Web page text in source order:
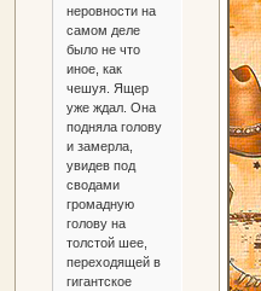
неровности на
самом деле
было не что
иное, как
чешуя. Ящер
уже ждал. Она
подняла голову
и замерла,
увидев под
сводами
громадную
голову на
толстой шее,
переходящей в
гигантское